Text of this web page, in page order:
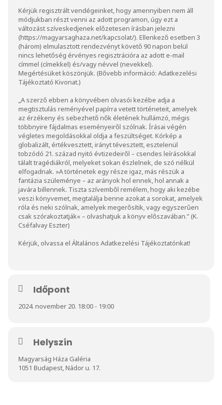
Kérjük regisztrált vendégeinket, hogy amennyiben nem áll
módjukban részt venni az adott programon, úgy ezt a
változást szíveskedjenek előzetesen írásban jelezni
(https://magyarsaghaza.net/kapcsolat/). Ellenkező esetben 3
(három) elmulasztott rendezvényt követő 90 napon belül
nincs lehetőség érvényes regisztrációra az adott e-mail
címmel (címekkel) és/vagy névvel (nevekkel).
Megértésüket köszönjük. (Bővebb információ: Adatkezelési
Tájékoztató Kivonat.)
„A szerző ebben a könyvében olvasói kezébe adja a
megtisztulás reményével papírra vetett történeteit, amelyek
az érzékeny és sebezhető nők életének hullámzó, mégis
többnyire fájdalmas eseményeiről szólnak. Írásai végén
végletes megoldásokkal oldja a feszültséget. Kórkép a
globalizált, értékvesztett, irányt tévesztett, esztelenül
tobzódó 21. század nyitó évtizedeiről – csendes leírásokkal
tálalt tragédiákról, melyeket sokan észlelnek, de szó nélkül
elfogadnak. »A történetek egy része igaz, más részük a
fantázia szüleménye – az arányok hol ennek, hol annak a
javára billennek. Tiszta szívemből remélem, hogy aki kezébe
veszi könyvemet, megtalálja benne azokat a sorokat, amelyek
róla és neki szólnak, amelyek megerősítik, vagy egyszerűen
csak szórakoztatják« – olvashatjuk a könyv előszavában.” (K.
Cséfalvay Eszter)
Kérjük, olvassa el Általános Adatkezelési Tájékoztatónkat!
Időpont
2024. november 20. 18:00 - 19:00
Helyszín
Magyarság Háza Galéria
1051 Budapest, Nádor u. 17.